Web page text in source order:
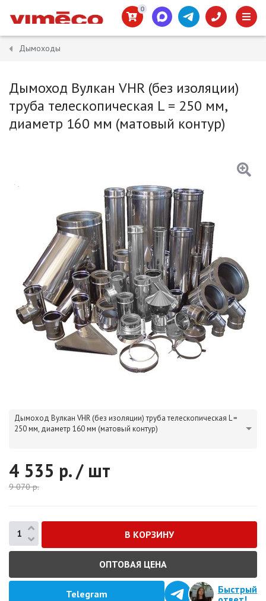
0
Дымоходы
Дымоход Вулкан VHR (без изоляции)
труба телескопическая L = 250 мм,
диаметр 160 мм (матовый контур)
Дымоход Вулкан VHR (без изоляции) труба телескопическая L =
250 мм, диаметр 160 мм (матовый контур)
4 535 р. / шт
9 070р.
ОПТОВАЯ ЦЕНА
Telegram
Быстрый